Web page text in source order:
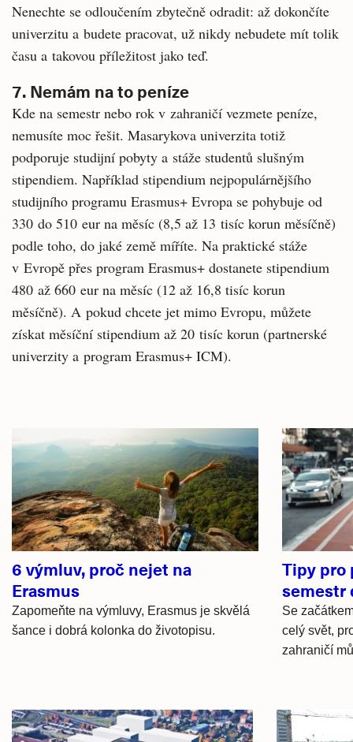
Nenechte se odloučením zbytečně odradit: až dokončíte
univerzitu a budete pracovat, už nikdy nebudete mít tolik
času a takovou příležitost jako teď.
7. Nemám na to peníze
Kde na semestr nebo rok v zahraničí vezmete peníze,
nemusíte moc řešit. Masarykova univerzita totiž
podporuje studijní pobyty a stáže studentů slušným
stipendiem. Například stipendium nejpopulárnějšího
studijního programu Erasmus+ Evropa se pohybuje od
330 do 510 eur na měsíc (8,5 až 13 tisíc korun měsíčně)
podle toho, do jaké země míříte. Na praktické stáže
v Evropě přes program Erasmus+ dostanete stipendium
480 až 660 eur na měsíc (12 až 16,8 tisíc korun
měsíčně). A pokud chcete jet mimo Evropu, můžete
získat měsíční stipendium až 20 tisíc korun (partnerské
univerzity a program Erasmus+ ICM).
Související
články
6 výmluv, proč nejet na
Erasmus
Zapomeňte na výmluvy, Erasmus je skvělá
šance i dobrá kolonka do životopisu.
Tipy pro
semestr
Se
celý svět,
zahraničí
Hlavní